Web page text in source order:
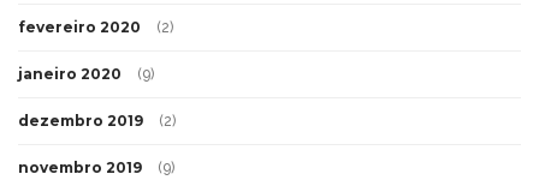
fevereiro 2020 (2)
janeiro 2020 (9)
dezembro 2019 (2)
novembro 2019 (9)